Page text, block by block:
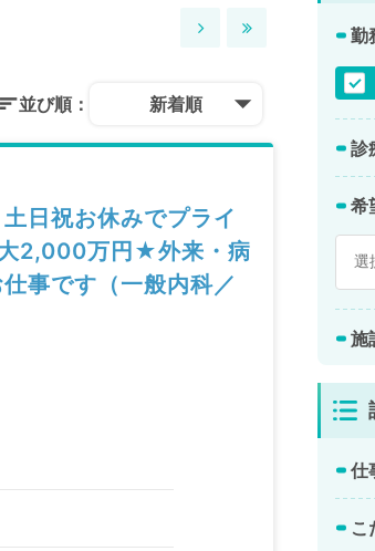
並び順： 新着順
日祝お休みでプライ
2,000万円★外来・病
事です（一般内科／
勤
診
希
施
仕
こ